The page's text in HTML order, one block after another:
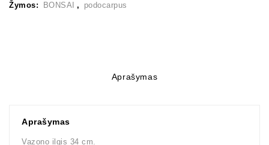
Žymos: BONSAI , podocarpus
Aprašymas
Aprašymas
Vazono ilgis 34 cm.